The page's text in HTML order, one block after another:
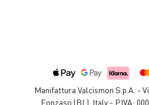
Manifattura Valcismon S.p.A. -
Fonzaso (BL), Italy - P.IVA: